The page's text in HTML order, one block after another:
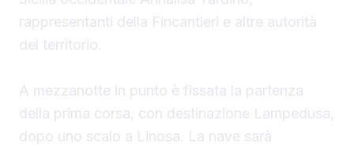
rappresentanti della Fincantieri e altre autorità
del territorio.
A mezzanotte in punto è fissata la partenza
della prima corsa, con destinazione Lampedusa,
dopo uno scalo a Linosa. La nave sarà